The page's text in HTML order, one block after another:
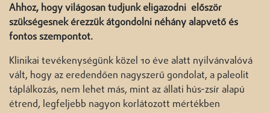
Ahhoz, hogy világosan tudjunk eligazodni először
szükségesnek érezzük átgondolni néhány alapvető és
fontos szempontot.
Klinikai tevékenységünk közel 10 éve alatt nyilvánvalóvá
vált, hogy az eredendően nagyszerű gondolat, a paleolit
táplálkozás, nem lehet más, mint az állati hús-zsír alapú
étrend, legfeljebb nagyon korlátozott mértékben